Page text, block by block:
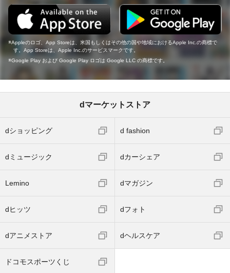
Appleのロゴ、App Storeは、米国もしくはその他の国や地域におけるApple Inc.の商標で
す。App Storeは、Apple Inc.のサービスマークです。
Google Play および Google Play ロゴは Google LLC の商標です。
dマーケットストア
dショッピング d fashion
dミュージック dカーシェア
Lemino dマガジン
dヒッツ dフォト
dアニメストア dヘルスケア
ドコモスポーツくじ